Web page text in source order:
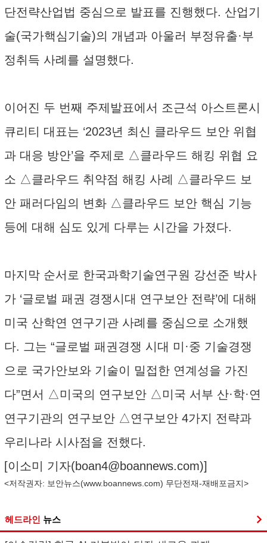
단전략산업법 중심으로 발표를 진행했다. 산업기
술(국가핵심기술)의 개념과 아울러 부정유출·부
정취득 사례를 설명했다.
이어진 두 번째 주제발표에서 조근석 아스트론시
큐리티 대표는 ‘2023년 최신 클라우드 보안 위협
과 대응 방안’을 주제로 △클라우드 해킹 위협 요
소 △클라우드 취약점 해킹 사례 △클라우드 보
안 패러다임의 변화 △클라우드 보안 핵심 기능
등에 대해 심도 있게 다루는 시간을 가졌다.
마지막 순서로 한국과학기술연구원 강선준 박사
가 ‘글로벌 패권 경쟁시대 연구보안 전략’에 대해
미국 산학연 연구기관 사례를 중심으로 소개했
다. 그는 “글로벌 패권경쟁 시대 미·중 기술경쟁
으로 국가안보와 기술이 밀접한 연계성을 가진
다”면서 △미국의 연구보안 △미국 서부 산·학·연
연구기관의 연구보안 △연구보안 4가지 전략과
우리나라 시사점을 전했다.
[이소미 기자(boan4@boannews.com)]
<저작권자: 보안뉴스(www.boannews.com) 무단전재-재배포금지>
헤드라인 뉴스